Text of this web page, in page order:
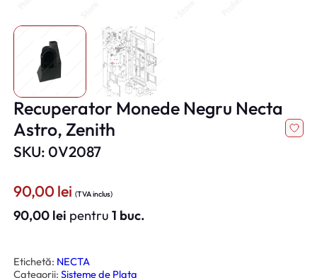
Recuperator Monede Negru Necta
Astro, Zenith
SKU: 0V2087
90,00lei (TVA inclus)
90,00 lei pentru1 buc.
Etichetă: NECTA
Categorii:Sisteme de Plata